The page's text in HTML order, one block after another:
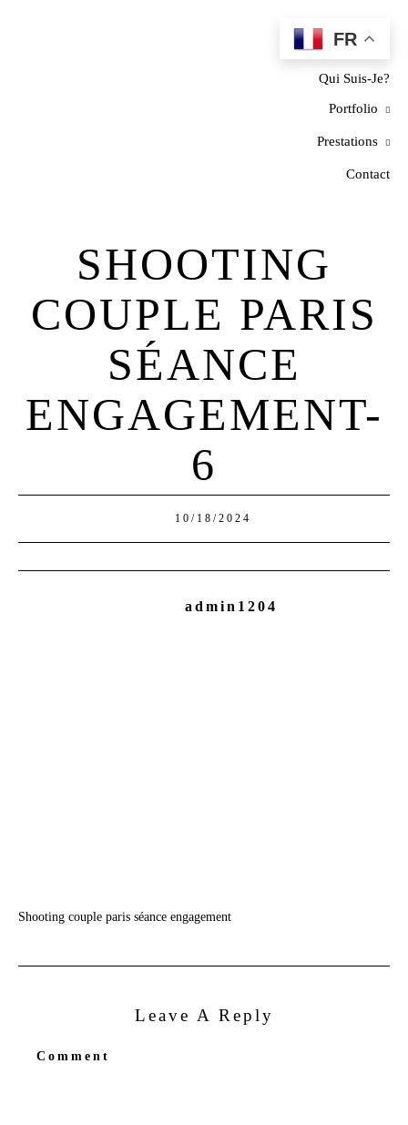
Home
Qui Suis-Je?
Portfolio
Prestations
Contact
SHOOTING
COUPLE PARIS
SÉANCE
ENGAGEMENT-
6
10/18/2024
admin1204
Shooting couple paris séance engagement
Leave A Reply
Comment
FR